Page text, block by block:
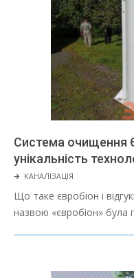
Система очищення
унікальність
2022-
03-
08
🡲 КАНАЛІЗАЦІЯ
Що таке євробіон і
назвою «євробіон» була